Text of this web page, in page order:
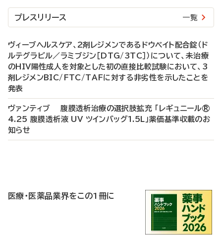
プレスリリース 一覧
ヴィーブヘルスケア、2剤レジメンであるドウベイト配合錠（ド
ルテグラビル／ラミブジン［DTG/3TC］）について、未治療
のHIV陽性成人を対象とした初の直接比較試験において、3
剤レジメンBIC/FTC/TAFに対する非劣性を示したことを
発表
ヴァンティブ 腹膜透析治療の選択肢拡充 「レギュニール®
4.25 腹膜透析液 UV ツインバッグ1.5L」薬価基準収載のお
知らせ
医療・医薬品業界をこの1冊に